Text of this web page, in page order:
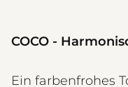
COCO -
Ein farbenfrohes